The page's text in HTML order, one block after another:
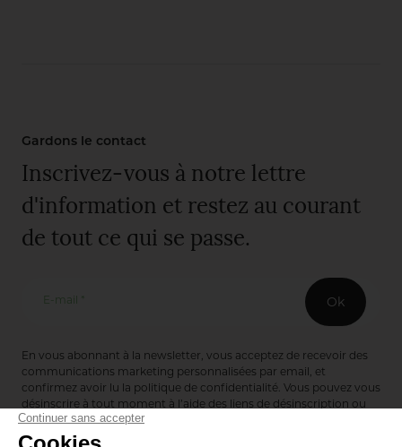
Gardons le contact
Inscrivez-vous à notre lettre
d'information et restez au courant
de tout ce qui se passe.
E-mail * Ok
En vous abonnant à la newsletter, vous acceptez de recevoir des
communications marketing personnalisées par email, et
confirmez avoir lu la politique de confidentialité. Vous pouvez vous
désinscrire à tout moment à l’aide des liens de désinscription ou
en nous contactant via notre formulaire de contact :